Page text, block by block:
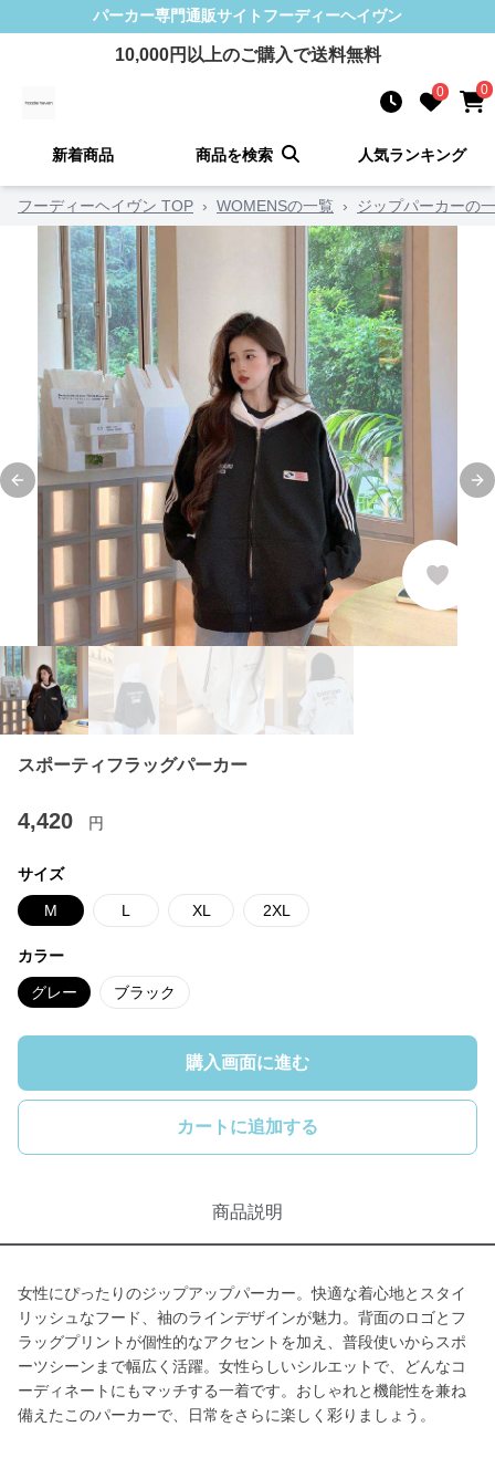
パーカー専門通販サイト フーディーヘイヴン
10,000円以上のご購入で送料無料
0 0
新着商品 商品を検索 人気ランキング
フーディーヘイヴン TOP › WOMENSの一覧 › ジップパーカーの
Previous slide
スポーティフラッグパーカー
4,420 円
サイズ
M L XL 2XL
カラー
グレー ブラック
購入画面に進む
カートに追加する
商品説明
女性にぴったりのジップアップパーカー。快適な着心地とスタイ
リッシュなフード、袖のラインデザインが魅力。背面のロゴとフ
ラッグプリントが個性的なアクセントを加え、普段使いからスポ
ーツシーンまで幅広く活躍。女性らしいシルエットで、どんなコ
ーディネートにもマッチする一着です。おしゃれと機能性を兼ね
備えたこのパーカーで、日常をさらに楽しく彩りましょう。